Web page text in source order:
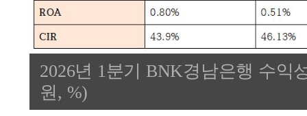
2026년 1분기 BNK경남은행 수익
원, %)